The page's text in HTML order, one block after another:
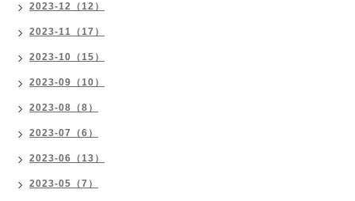
2023-12（12）
2023-11（17）
2023-10（15）
2023-09（10）
2023-08（8）
2023-07（6）
2023-06（13）
2023-05（7）